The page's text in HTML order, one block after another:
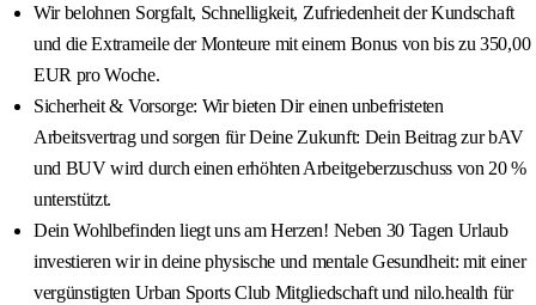
Wir belohnen Sorgfalt, Schnelligkeit, Zufriedenheit der Kundschaft
und die Extrameile der Monteure mit einem Bonus von bis zu 350,00
EUR pro Woche.
Sicherheit & Vorsorge: Wir bieten Dir einen unbefristeten
Arbeitsvertrag und sorgen für Deine Zukunft: Dein Beitrag zur bAV
und BUV wird durch einen erhöhten Arbeitgeberzuschuss von 20 %
unterstützt.
Dein Wohlbefinden liegt uns am Herzen! Neben 30 Tagen Urlaub
investieren wir in deine physische und mentale Gesundheit: mit einer
vergünstigten Urban Sports Club Mitgliedschaft und nilo.health für